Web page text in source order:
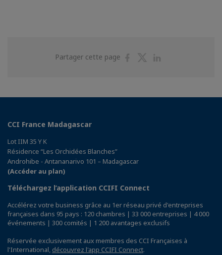
Partager cette page
PartagerPartager
CCI France Madagascar
Lot IIM 35 Y K
Résidence “Les Orchidées Blanches”
Androhibe - Antananarivo 101 – Madagascar
(Accéder au plan)
Téléchargez l’application CCIFI Connect
Accélérez votre business grâce au 1er réseau privé d'entreprises
françaises dans 95 pays : 120 chambres | 33 000 entreprises | 4 000
événements | 300 comités | 1 200 avantages exclusifs
Réservée exclusivement aux membres des CCI Françaises à
l'International, découvrez l'app CCIFI Connect.